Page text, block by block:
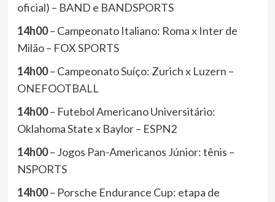
oficial) – BAND e BANDSPORTS
14h00– Campeonato Italiano: Roma x Inter de
Milão – FOX SPORTS
14h00– Campeonato Suíço: Zurich x Luzern –
ONEFOOTBALL
14h00– Futebol Americano Universitário:
Oklahoma State x Baylor – ESPN2
14h00– Jogos Pan-Americanos Júnior: tênis –
NSPORTS
14h00– Porsche Endurance Cup: etapa de